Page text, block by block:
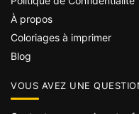
À propos
Coloriages à imprimer
Blog
VOUS AVEZ UNE